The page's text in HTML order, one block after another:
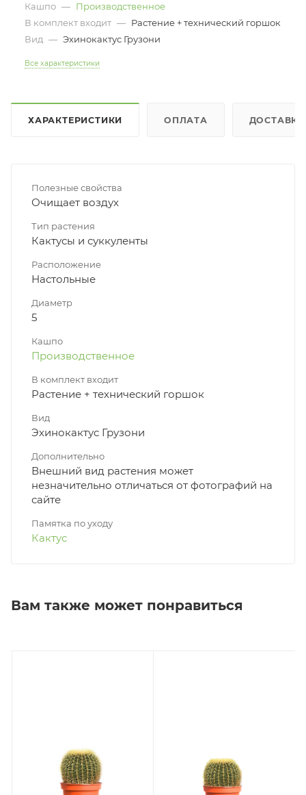
Кашпо — Производственное
В комплект входит — Растение + технический горшок
Вид — Эхинокактус Грузони
Все характеристики
ХАРАКТЕРИСТИКИ ОПЛАТА ДОСТАВКА
Полезные свойства
Очищает воздух
Тип растения
Кактусы и суккуленты
Расположение
Настольные
Диаметр
5
Кашпо
Производственное
В комплект входит
Растение + технический горшок
Вид
Эхинокактус Грузони
Дополнительно
Внешний вид растения может
незначительно отличаться от фотографий на
сайте
Памятка по уходу
Кактус
Вам также может понравиться